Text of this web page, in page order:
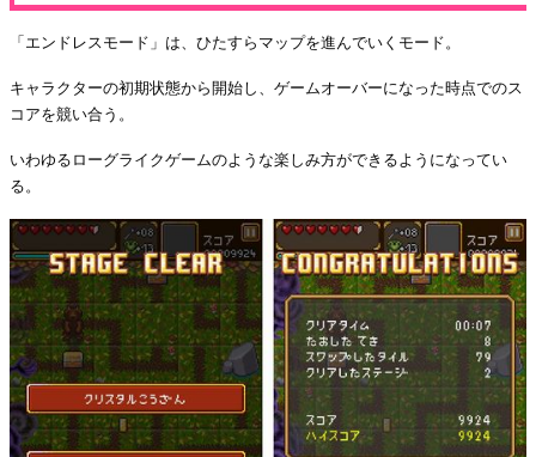
「エンドレスモード」は、ひたすらマップを進んでいくモード。
キャラクターの初期状態から開始し、ゲームオーバーになった時点でのス
コアを競い合う。
いわゆるローグライクゲームのような楽しみ方ができるようになってい
る。